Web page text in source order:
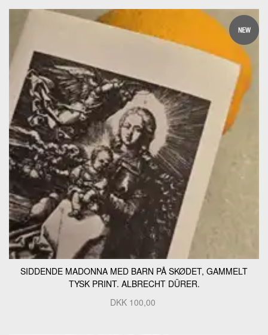
SIDDENDE MADONNA MED BARN PÅ SKØDET, GAMMELT
TYSK PRINT. ALBRECHT DÜRER.
DKK 100,00